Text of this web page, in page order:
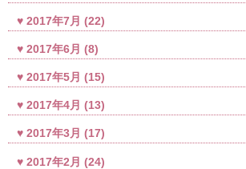
2017年7月 (22)
2017年6月 (8)
2017年5月 (15)
2017年4月 (13)
2017年3月 (17)
2017年2月 (24)